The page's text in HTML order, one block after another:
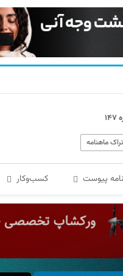
ماهنامه
پیوست کسب‌و‌کار